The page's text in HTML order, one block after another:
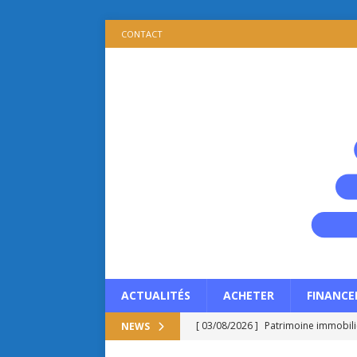
CONTACT
ACTUALITÉS ACHETER
NEWS [ 03/08/2026 ] Patrimoine